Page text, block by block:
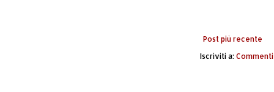
Post più recente
Iscriviti a: